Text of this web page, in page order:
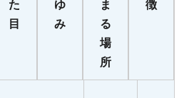
た
目
ゆ
み
ま
る
場
所
徴